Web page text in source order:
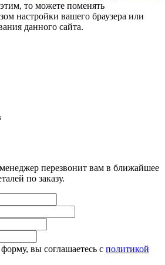
то можете поменять
настройки вашего браузера или
данного сайта.
перезвонит вам в ближайшее
по заказу.
вы соглашаетесь с политикой